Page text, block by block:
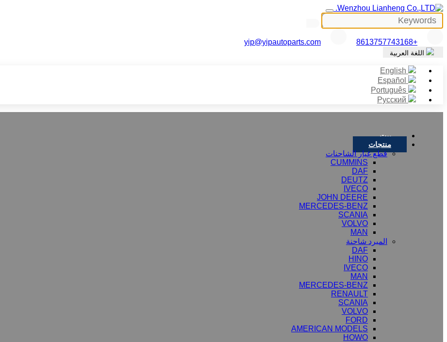
+8613757743168
yip@yipautoparts.com
اللغة العربية
بيت
منتجات
قطع غيار الشاحنات
CUMMINS
DAF
DEUTZ
IVECO
JOHN DEERE
MERCEDES-BENZ
SCANIA
VOLVO
MAN
المبرد شاحنة
DAF
HINO
IVECO
MAN
MERCEDES-BENZ
RENAULT
SCANIA
VOLVO
FORD
AMERICAN MODELS
HOWO